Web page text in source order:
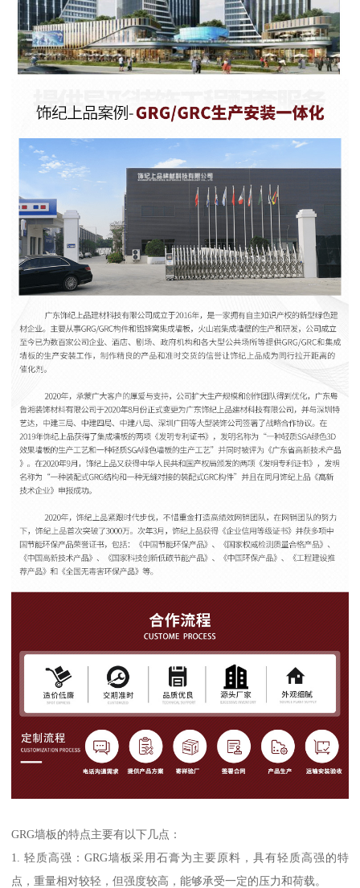
GRG墙板的特点主要有以下几点：
1. 轻质高强：GRG墙板采用石膏为主要原料，具有轻质高强的特
点，重量相对较轻，但强度较高，能够承受一定的压力和荷载。